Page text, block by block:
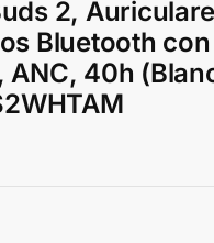
2,
Bluetooth con
40h